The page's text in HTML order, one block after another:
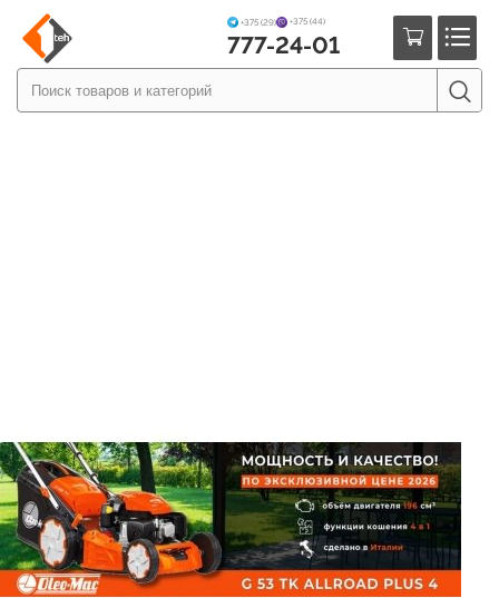
+375 (29) +375 (44)
777-24-01